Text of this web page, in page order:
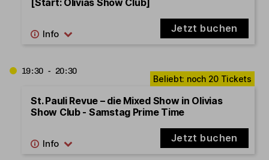
Jetzt buchen
19:30 - 20:30
St. Pauli Revue – die Mixed Show in Olivias
Show Club - Samstag Prime Time
Jetzt buchen